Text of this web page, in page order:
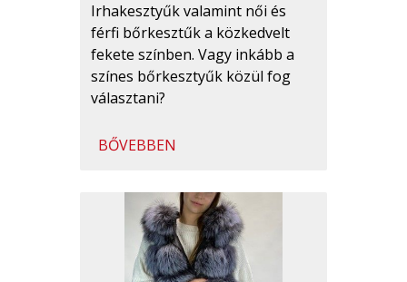
Irhakesztyűk valamint női és
férfi bőrkesztűk a közkedvelt
fekete színben. Vagy inkább a
színes bőrkesztyűk közül fog
választani?
BŐVEBBEN